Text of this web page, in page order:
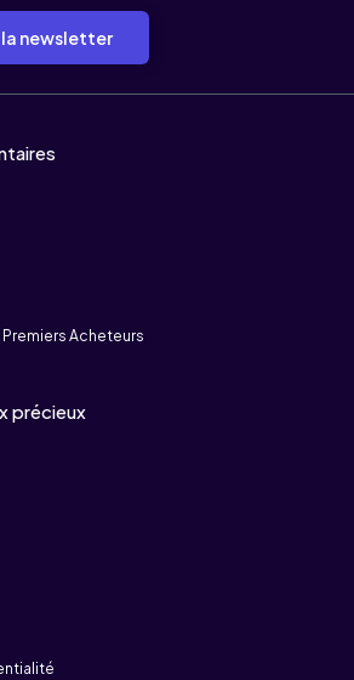
la newsletter
Acheteurs
précieux